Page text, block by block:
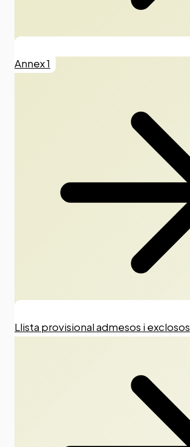
Annex 1
Llista provisional admesos i exclosos